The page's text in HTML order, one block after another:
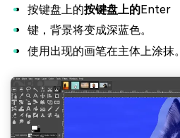
按键盘上的按键盘上的Enter
键，背景将变成深蓝色。
使用出现的画笔在主体上涂抹。